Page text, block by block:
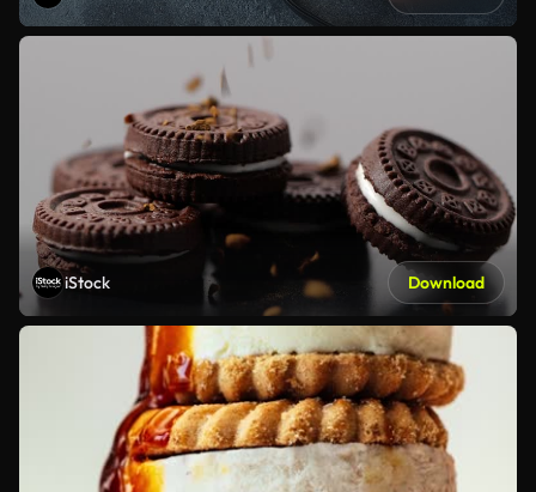
iStock Download